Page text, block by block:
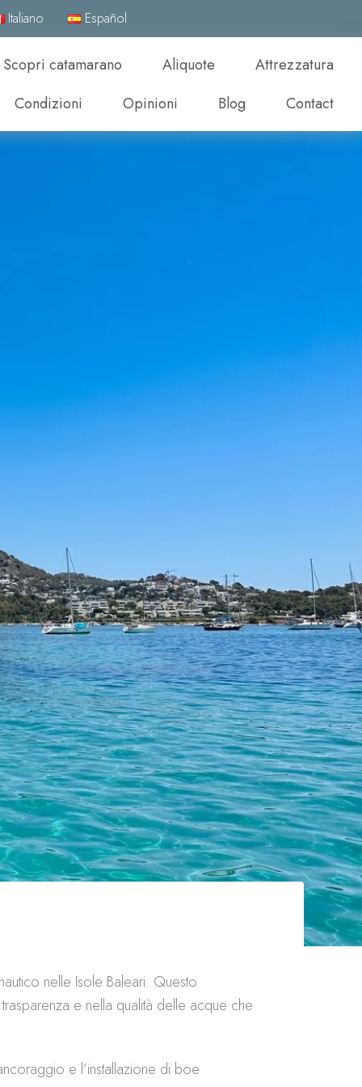
Italiano Español
Scopri catamarano Aliquote
Attrezzatura
Condizioni
Opinioni Blog Contact
nelle Isole Baleari. Questo
e nella qualità delle acque che
e l’installazione di boe